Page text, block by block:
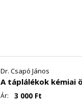
Dr. Csapó János
A táplálékok kémiai
Ár: 3 000 Ft